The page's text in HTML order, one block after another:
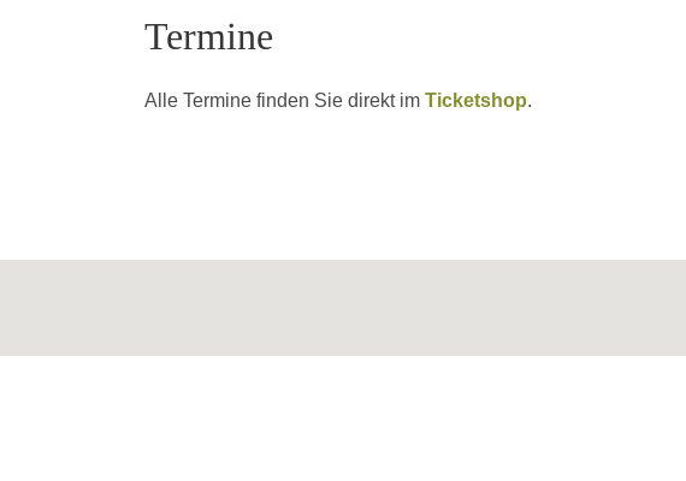
Termine
Alle Termine finden Sie direkt im Ticketshop.